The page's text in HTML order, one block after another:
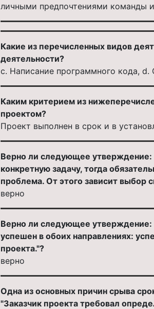
личными предпочтениями команды
Какие из перечисленных видов
деятельности?
c. Написание программного кода, d.
Каким критерием из
проектом?
Проект выполнен в срок и в
Верно ли следующее утверждение:
конкретную задачу, тогда
проблема. От этого зависит выбор
верно
Верно ли следующее
успешен в обоих направлениях:
проекта."?
верно
Одна из основных причин срыва
"Заказчик проекта требовал